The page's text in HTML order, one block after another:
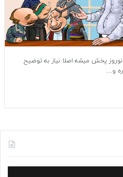
پخش میشه اصلا نیاز به توضیح
و…